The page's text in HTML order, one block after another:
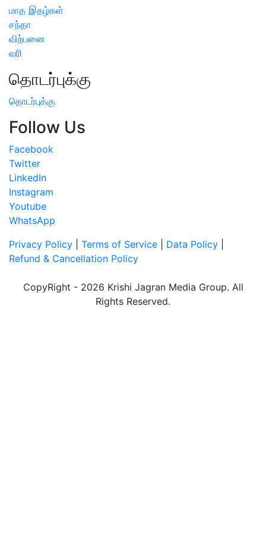
மாத இதழ்கள்
சந்தா
விற்பனை
வரி
தொடர்புக்கு
தொடர்புக்கு
Follow Us
Facebook
Twitter
LinkedIn
Instagram
Youtube
WhatsApp
Privacy Policy
Terms of Service Data Policy
Refund & Cancellation Policy
CopyRight - 2026 Krishi Jagran Media Group. All
Rights Reserved.